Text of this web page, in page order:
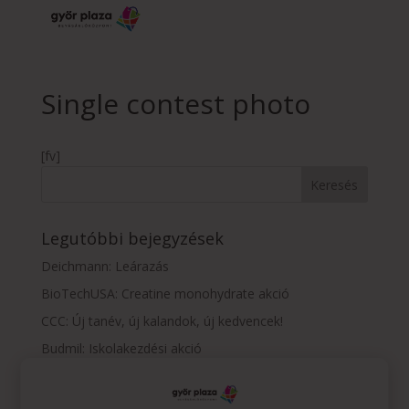
Single contest photo
[fv]
Legutóbbi bejegyzések
Deichmann: Leárazás
BioTechUSA: Creatine monohydrate akció
CCC: Új tanév, új kalandok, új kedvencek!
Budmil: Iskolakezdési akció